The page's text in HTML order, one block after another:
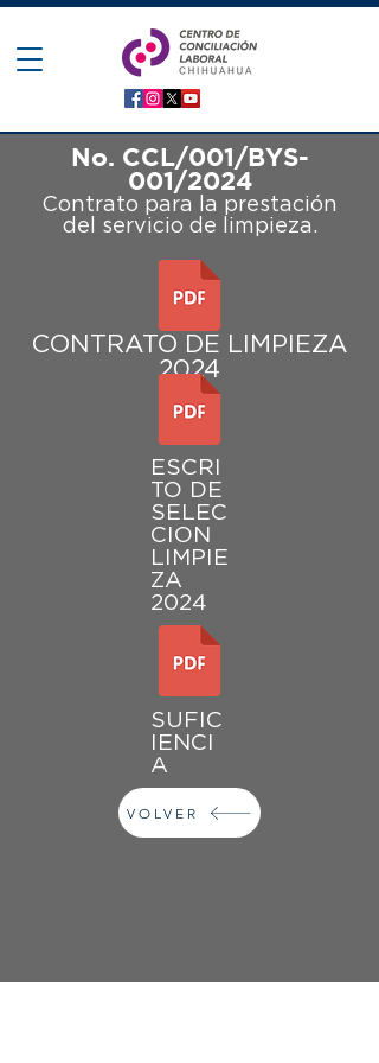
No. CCL/001/BYS-
001/2024
Contrato para la prestación
del servicio de limpieza.
CONTRATO DE LIMPIEZA
2024
ESCRI
TO DE
SELEC
CION
LIMPIE
ZA
2024
SUFIC
IENCI
A
VOLVER